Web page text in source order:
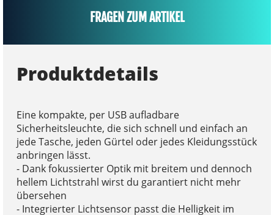
FRAGEN ZUM ARTIKEL
Produktdetails
Eine kompakte, per USB aufladbare
Sicherheitsleuchte, die sich schnell und einfach an
jede Tasche, jeden Gürtel oder jedes Kleidungsstück
anbringen lässt.
- Dank fokussierter Optik mit breitem und dennoch
hellem Lichtstrahl wirst du garantiert nicht mehr
übersehen
- Integrierter Lichtsensor passt die Helligkeit im